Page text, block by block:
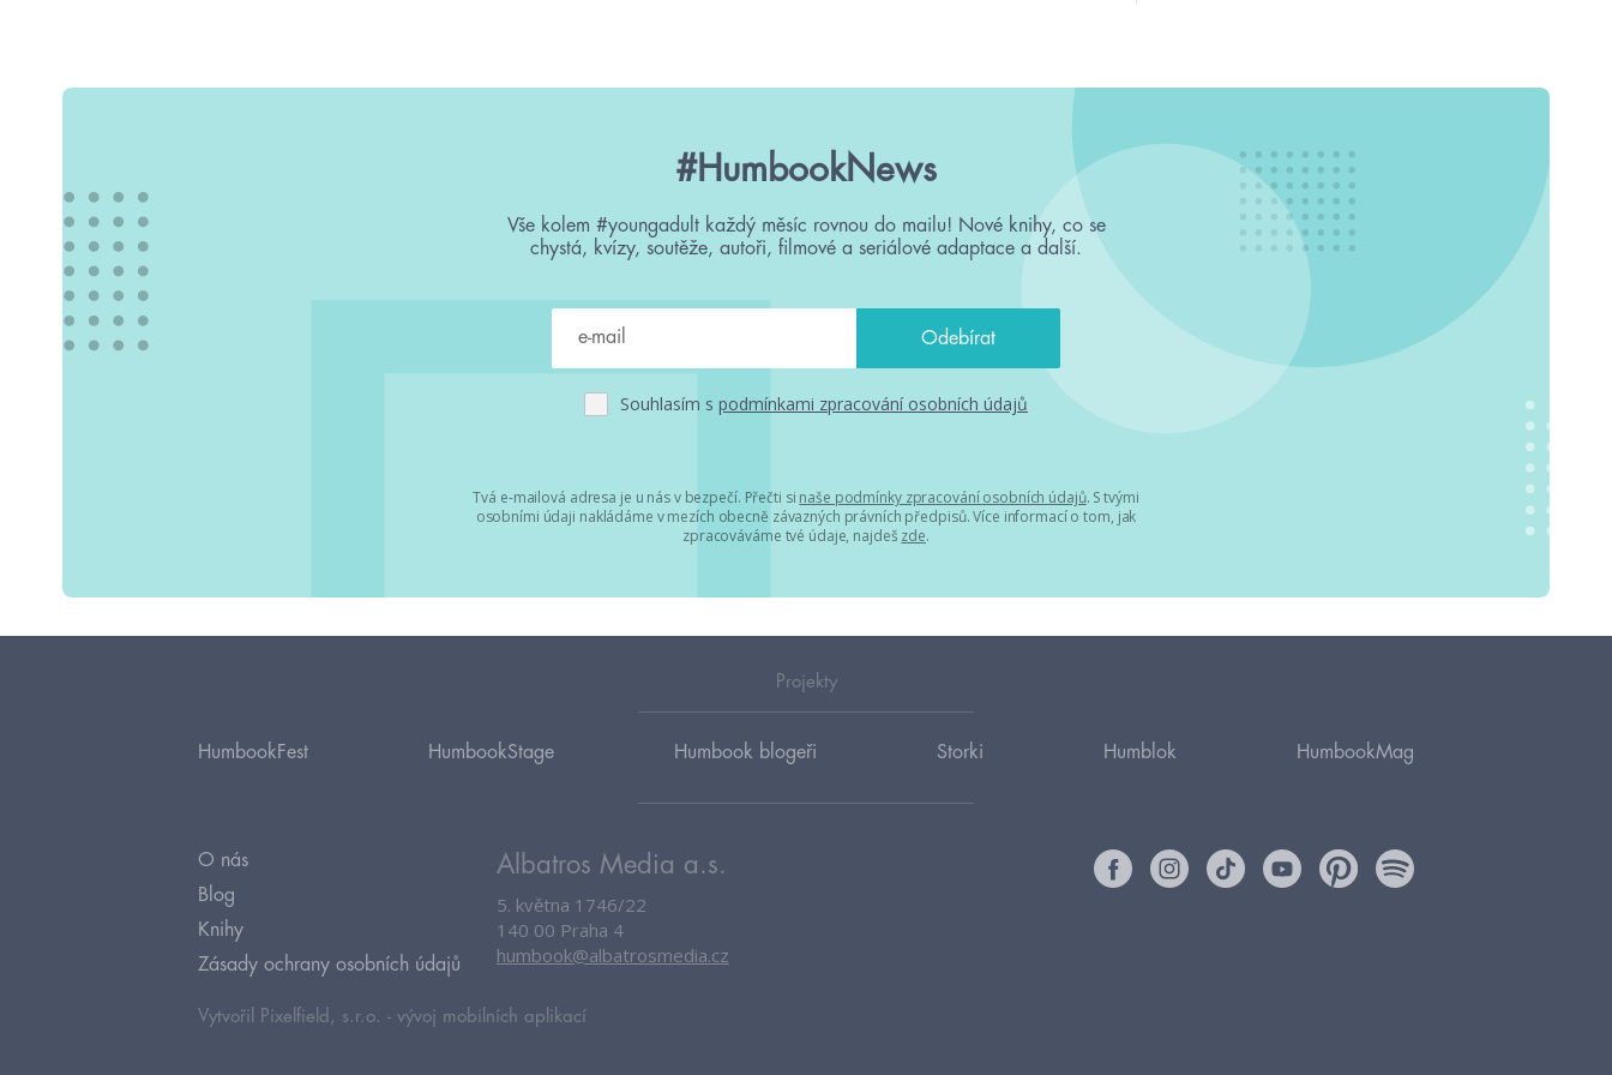
#HumbookNews
Vše kolem #youngadult každý měsíc rovnou do mailu! Nové knihy, co se
chystá, kvízy, soutěže, autoři, filmové a seriálové adaptace a další.
Souhlasím s podmínkami zpracování osobních údajů
Tvá e-mailová adresa je u nás v bezpečí. Přečti si naše podmínky zpracování osobních údajů. S tvými
osobními údaji nakládáme v mezích obecně závazných právních předpisů. Více informací o tom, jak
zpracováváme tvé údaje, najdeš zde.
Projekty
HumbookFest HumbookStage Humbook blogeři Storki Humblok HumbookMag
O nás
Blog
Knihy
Zásady ochrany osobních údajů
Albatros Media a.s.
5. května 1746/22
140 00 Praha 4
humbook@albatrosmedia.cz
Vytvořil Pixelfield, s.r.o. - vývoj mobilních aplikací